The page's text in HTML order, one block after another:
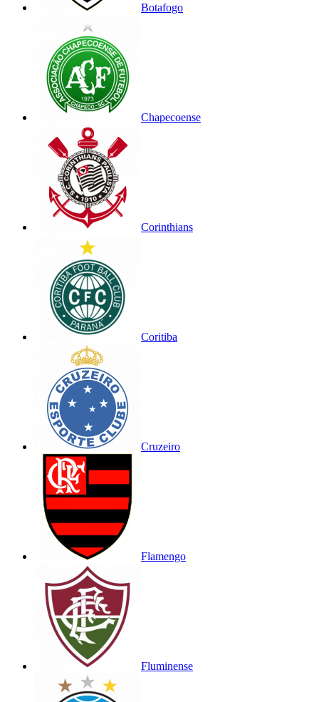
Botafogo
Chapecoense
Corinthians
Coritiba
Cruzeiro
Flamengo
Fluminense